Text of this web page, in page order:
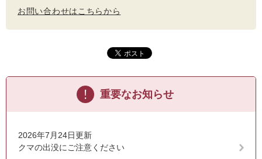
お問い合わせはこちらから
重要なお知らせ
2026年7月24日更新
クマの出没にご注意ください